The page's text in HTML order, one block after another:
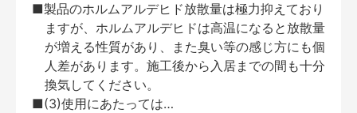
■製品のホルムアルデヒド放散量は極力抑えており
ますが、ホルムアルデヒドは高温になると放散量
が増える性質があり、また臭い等の感じ方にも個
人差があります。施工後から入居までの間も十分
換気してください。
■(3)使用にあたっては…